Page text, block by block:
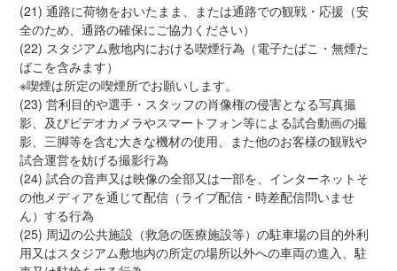
(21) 通路に荷物をおいたまま、または通路での観戦・応援（安
全のため、通路の確保にご協力ください）
(22) スタジアム敷地内における喫煙行為（電子たばこ・無煙た
ばこを含みます）
※喫煙は所定の喫煙所でお願いします。
(23) 営利目的や選手・スタッフの肖像権の侵害となる写真撮
影、及びビデオカメラやスマートフォン等による試合動画の撮
影、三脚等を含む大きな機材の使用、また他のお客様の観戦や
試合運営を妨げる撮影行為
(24) 試合の音声又は映像の全部又は一部を、インターネットそ
の他メディアを通じて配信（ライブ配信・時差配信問いませ
ん）する行為
(25) 周辺の公共施設（救急の医療施設等）の駐車場の目的外利
用又はスタジアム敷地内の所定の場所以外への車両の進入、駐